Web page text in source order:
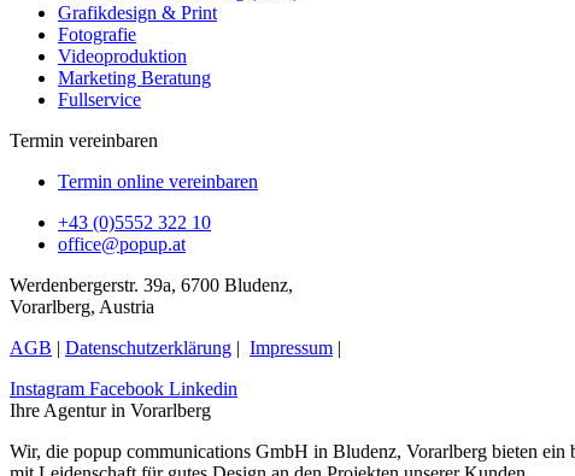
Grafikdesign & Print
Fotografie
Videoproduktion
Marketing Beratung
Fullservice
Termin vereinbaren
Termin online vereinbaren
+43 (0)5552 322 10
office@popup.at
Werdenbergerstr. 39a, 6700 Bludenz,
Vorarlberg, Austria
AGB | Datenschutzerklärung | Impressum |
Instagram Facebook Linkedin
Ihre Agentur in Vorarlberg
Wir, die popup communications GmbH in Bludenz, Vorarlberg bieten